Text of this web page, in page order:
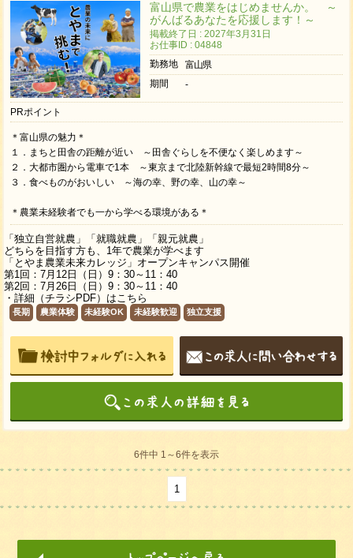
富山県で農業をはじめませんか。 ～
がんばるあなたを応援します！～
掲載終了日 : 2027年3月31日
お仕事ID : 04848
勤務地
富山県
期間
-
PRポイント
＊富山県の魅力＊
１．まちと田舎の距離が近い ～田舎ぐらしを不便なく楽しめます～
２．大都市圏から電車で1本 ～東京まで北陸新幹線で最短2時間8分～
３．食べものがおいしい ～海の幸、野の幸、山の幸～
＊農業未経験者でも一から学べる環境がある＊
「独立自営就農」「就職就農」「親元就農」
どちらを目指す方も、1年で農業が学べます
「とやま農業未来カレッジ」オープンキャンパス開催
第1回：7月12日（日）9：30～11：40
第2回：7月26日（日）9：30～11：40
・詳細（チラシPDF）はこちら
長期 農業体験 未経験OK 未経験歓迎 独立支援
6件中 1～6件を表示
1